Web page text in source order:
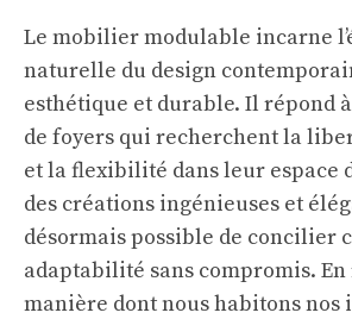
Le mobilier modulable incarne
naturelle du design
esthétique et durable. Il répond
de foyers qui recherchent la
et la flexibilité dans leur espace
des créations ingénieuses et
désormais possible de concilier
adaptabilité sans compromis.
manière dont nous habitons nos